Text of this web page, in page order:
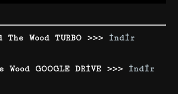
The Wood TURBO >>>İndir
GOOGLE DRİVE >>>İndir